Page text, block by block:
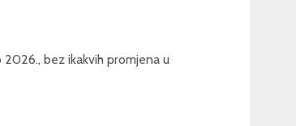
bez ikakvih promjena u